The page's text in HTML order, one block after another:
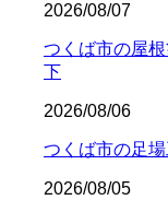
2026/08/07
つくば市の屋
下
2026/08/06
つくば市の足
2026/08/05